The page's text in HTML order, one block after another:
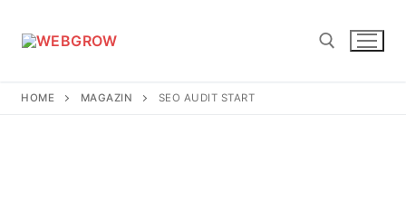
HOME MAGAZIN SEO AUDIT START